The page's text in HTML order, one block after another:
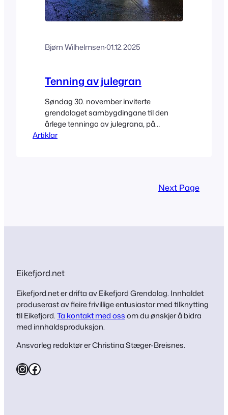
Bjørn Wilhelmsen·01.12.2025
Tenning av julegran
Søndag 30. november inviterte
grendalaget sambygdingane til den
årlege tenninga av julegrana, på
Salmontunet ved Eikefjord barne- og
Artiklar
Next Page
Eikefjord.net
Eikefjord.net er drifta av Eikefjord Grendalag. Innhaldet
produserast av fleire frivillige entusiastar med tilknytting
til Eikefjord.Ta kontakt med ossom du ønskjer å bidra
med innhaldsproduksjon.
Ansvarleg redaktør er Christina Stæger-Breisnes.
InstagramFacebook